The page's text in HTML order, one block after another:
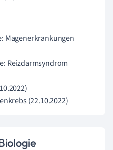
Magenerkrankungen
Reizdarmsyndrom
(22.10.2022)